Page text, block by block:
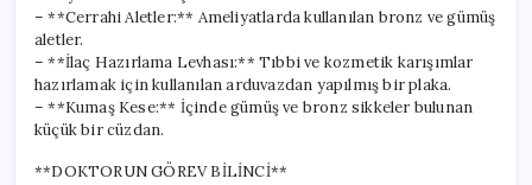
– **Cerrahi Aletler:** Ameliyatlarda kullanılan bronz ve gümüş
aletler.
– **İlaç Hazırlama Levhası:** Tıbbi ve kozmetik karışımlar
hazırlamak için kullanılan arduvazdan yapılmış bir plaka.
– **Kumaş Kese:** İçinde gümüş ve bronz sikkeler bulunan
küçük bir cüzdan.
**DOKTORUN GÖREV BİLİNCİ**